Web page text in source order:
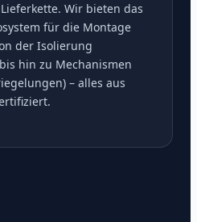
Wir bieten das
für die Montage
der Isolierung
hin zu Mechanismen
– alles aus